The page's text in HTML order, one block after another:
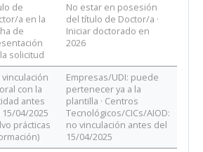
de
a en la
de
solicitud
No estar en posesión
del título de Doctor/a ·
Iniciar doctorado en
2026
vinculación
con la
antes
04/2025
prácticas
Empresas/UDI: puede
pertenecer ya a la
plantilla · Centros
Tecnológicos/CICs/AIOD:
no vinculación antes del
15/04/2025